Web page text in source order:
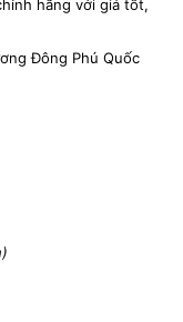
hãng với giá tốt,
Đông Phú Quốc